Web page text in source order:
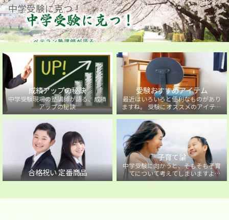
中学受験に克つ！
成績アップの秘訣
中学受験現場の塾講師が語る、成績
アップの秘訣
受験おすすめアイテム
最近はいろいろと便利なものがあり
ますね。 受験にオススメのアイテム
を紹介しています。
合格祝い 定番商品
子育て論
中学受験に向かうと、そもそも子育
てについて考えてしまいますよ
ね・・・。中学受験に向かうお子様